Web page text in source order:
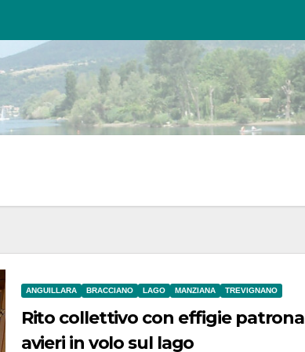
ANGUILLARA BRACCIANO LAGO MANZIANA TREVIGNANO
Rito collettivo con effigie patrona
avieri in volo sul lago